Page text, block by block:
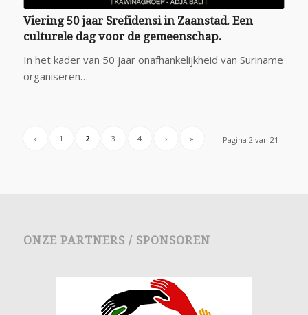
Viering 50 jaar Srefidensi in Zaanstad. Een
culturele dag voor de gemeenschap.
In het kader van 50 jaar onafhankelijkheid van Suriname
organiseren…
Pagina 2 van 21
‹ 1 2 3 4 › »
ONZE PARTNERS / SPONSOREN